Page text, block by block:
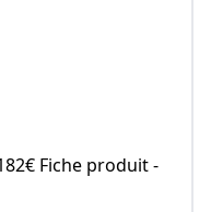
Fiche produit -